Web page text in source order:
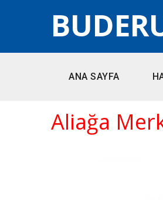
ANA SAYFA
Aliağa